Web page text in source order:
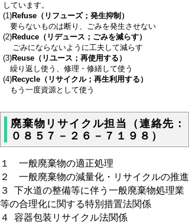
しています。
(1)Refuse（リフューズ；発生抑制）
要らないものは断り、ごみを発生させない
(2)Reduce（リデュース；ごみを減らす）
ごみにならないように工夫して減らす
(3)Reuse（リユース；再使用する）
繰り返し使う、修理・修繕して使う
(4)Recycle（リサイクル；再生利用する）
もう一度資源として使う
廃棄物リサイクル担当（連絡先：
０８５７－２６－７１９８）
１ 一般廃棄物の適正処理
２ 一般廃棄物の減量化・リサイクルの推進
３ 下水道の整備等に伴う一般廃棄物処理業
等の合理化に関する特別措置法関係
４ 容器包装リサイクル法関係